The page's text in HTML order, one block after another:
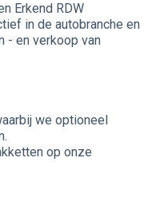
Erkend RDW
in de autobranche en
- en verkoop van
we optioneel
op onze